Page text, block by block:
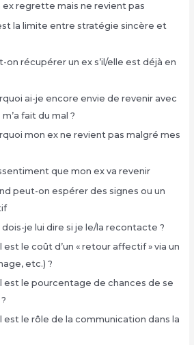
ex regrette mais ne revient pas
la limite entre stratégie sincère et
on récupérer un ex s’il/elle est déjà en
ai-je encore envie de revenir avec
fait du mal ?
mon ex ne revient pas malgré mes
que mon ex va revenir
peut-on espérer des signes ou un
je lui dire si je le/la recontacte ?
est le coût d’un « retour affectif » via un
etc.) ?
est le pourcentage de chances de se
est le rôle de la communication dans la